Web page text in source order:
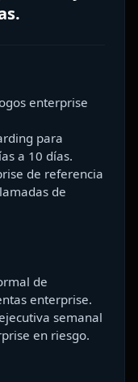
enterprise
para
a 10 días.
de referencia
de
de
enterprise.
semanal
en riesgo.